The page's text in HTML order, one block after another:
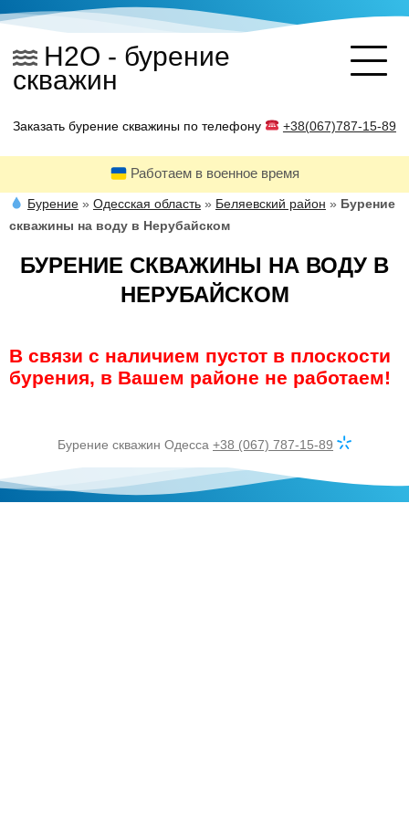
Skip
content H2O - бурение
скважин
Заказать бурение скважины по телефону +38(067)787-15-89
Работаем в военное время
Бурение» Одесская область» Беляевский район » Бурение
скважины на воду в Нерубайском
БУРЕНИЕ СКВАЖИНЫ НА ВОДУ В
НЕРУБАЙСКОМ
В связи с наличием пустот в плоскости
бурения, в Вашем районе не работаем!
Бурение скважин Одесса +38 (067) 787-15-89